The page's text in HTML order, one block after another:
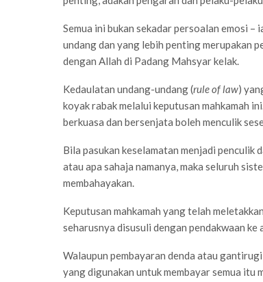
Semua ini bukan sekadar persoalan emosi
undang dan yang lebih penting merupakan
dengan Allah di Padang Mahsyar kelak.
Kedaulatan undang-undang (rule of law)
koyak rabak melalui keputusan mahkamah
berkuasa dan bersenjata boleh menculik
Bila pasukan keselamatan menjadi penculik
atau apa sahaja namanya, maka seluruh
membahayakan.
Keputusan mahkamah yang telah
seharusnya disusuli dengan pendakwaan
Walaupun pembayaran denda atau
yang digunakan untuk membayar semua itu